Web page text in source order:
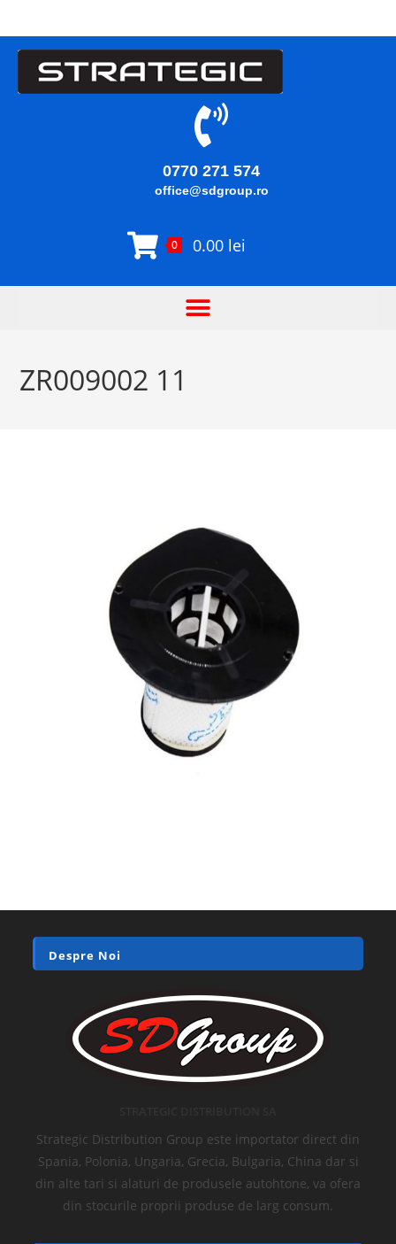
0770 271 574
office@sdgroup.ro
0 0.00 lei
ZR009002 11
Despre Noi
Strategic Distribution Group este importator direct din
Spania, Polonia, Ungaria, Grecia, Bulgaria, China dar si
din alte tari si alaturi de produsele autohtone, va ofera
din stocurile proprii produse de larg consum.